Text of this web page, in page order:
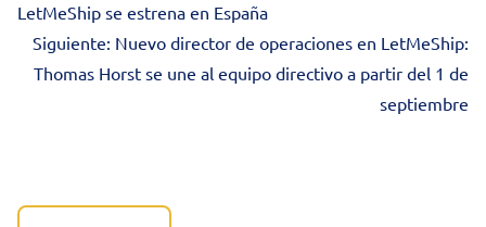
LetMeShip se estrena en España
Siguiente: Nuevo director de operaciones en LetMeShip:
Thomas Horst se une al equipo directivo a partir del 1 de
septiembre